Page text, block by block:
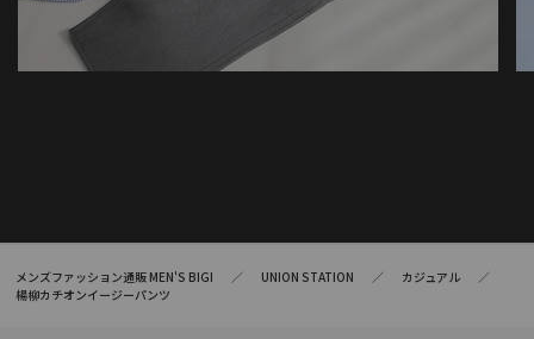
メンズファッション通販 MEN'S BIGI UNION STATION
カジュアル
楊柳カチオンイージーパンツ